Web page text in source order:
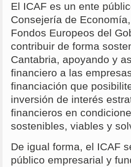
El ICAF es un ente
Consejería de
Fondos Europeos del
contribuir de forma
Cantabria, apoyando y
financiero a las
financiación que
inversión de interés
financieros en
sostenibles, viables y
De igual forma, el ICAF
público empresarial y